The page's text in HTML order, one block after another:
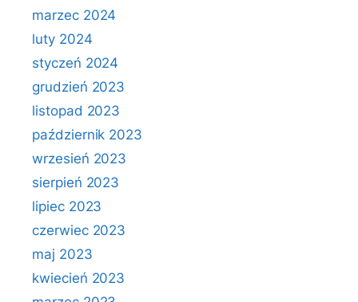
marzec 2024
luty 2024
styczeń 2024
grudzień 2023
listopad 2023
październik 2023
wrzesień 2023
sierpień 2023
lipiec 2023
czerwiec 2023
maj 2023
kwiecień 2023